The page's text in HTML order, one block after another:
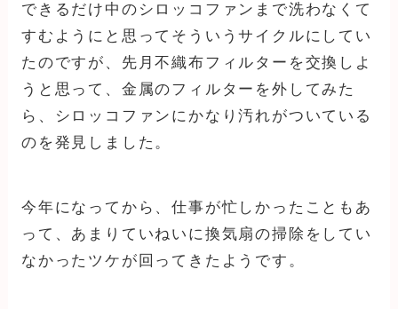
できるだけ中のシロッコファンまで洗わなくて
すむようにと思ってそういうサイクルにしてい
たのですが、先月不織布フィルターを交換しよ
うと思って、金属のフィルターを外してみた
ら、シロッコファンにかなり汚れがついている
のを発見しました。
今年になってから、仕事が忙しかったこともあ
って、あまりていねいに換気扇の掃除をしてい
なかったツケが回ってきたようです。